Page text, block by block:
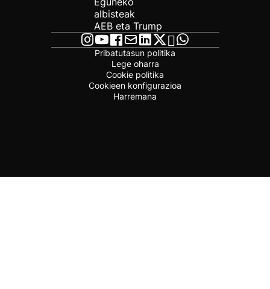
albisteak
AEB eta Trump
Pribatutasun politika
Lege oharra
Cookie politika
Cookieen konfigurazioa
Harremana